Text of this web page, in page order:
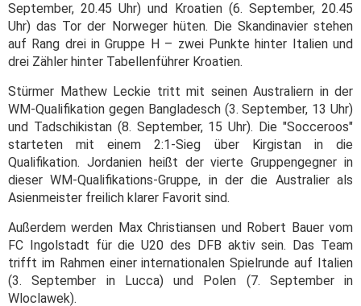
September, 20.45 Uhr) und Kroatien (6. September, 20.45
Uhr) das Tor der Norweger hüten. Die Skandinavier stehen
auf Rang drei in Gruppe H – zwei Punkte hinter Italien und
drei Zähler hinter Tabellenführer Kroatien.
Stürmer Mathew Leckie tritt mit seinen Australiern in der
WM-Qualifikation gegen Bangladesch (3. September, 13 Uhr)
und Tadschikistan (8. September, 15 Uhr). Die "Socceroos"
starteten mit einem 2:1-Sieg über Kirgistan in die
Qualifikation. Jordanien heißt der vierte Gruppengegner in
dieser WM-Qualifikations-Gruppe, in der die Australier als
Asienmeister freilich klarer Favorit sind.
Außerdem werden Max Christiansen und Robert Bauer vom
FC Ingolstadt für die U20 des DFB aktiv sein. Das Team
trifft im Rahmen einer internationalen Spielrunde auf Italien
(3. September in Lucca) und Polen (7. September in
Wloclawek).